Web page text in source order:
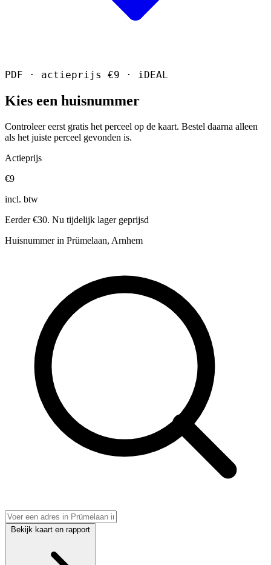
PDF · actieprijs €9 · iDEAL
Kies een huisnummer
Controleer eerst gratis het perceel op de kaart. Bestel daarna alleen
als het juiste perceel gevonden is.
Actieprijs
€9
incl. btw
Eerder €30. Nu tijdelijk lager geprijsd
Huisnummer in Prümelaan, Arnhem
Bekijk kaart en rapport